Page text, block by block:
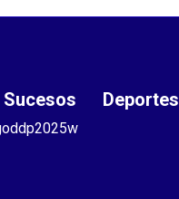
Sucesos Deportes